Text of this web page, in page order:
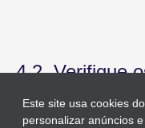
Este site usa cookies
personalizar anúncios
4.2. Verifique